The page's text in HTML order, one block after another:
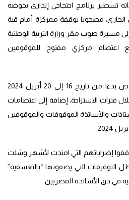
تسطير برنامج احتجاجي إنذاري بخوضه
عاما يوم 22 أبريل الجاري، مصحوبا بوقفة ممركزة أمام قبة
مسيرة صوب مقر وزارة التربية الوطنية
مع اعتصام مركزي مفتوح للموقوفين
وإلى جانب ذلك قال إنه سيخوض بدءا من تاريخ 16 إلى 20 أبريل 2024
فترات الاستراحة، إضافة إلى اعتصامات
والأساتذة الموقوفات والموقوفين
إضراباتهم التي امتدت لأشهر وشلت
التوقيفات التي يصفونها “بالتعسفية”
في حق الأساتذة المضربين.